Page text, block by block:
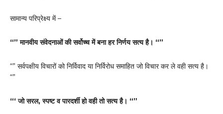
सामान्य परिप्रेक्ष्य में –
“” मानवीय संवेदनाओं की सर्वोच्च में बना हर निर्णय सत्य है। “”
“” सर्वपक्षीय विचारों को निर्विवाद या निर्विरोध समाहित जो विचार कर ले वही सत्य है।
“”
“‘ जो सरल, स्पष्ट व पारदर्शी हो वही तो सत्य है। “”